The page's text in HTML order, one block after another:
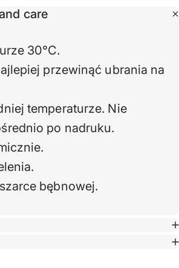
care
30°C.
przewinąć ubrania na
temperaturze. Nie
po nadruku.
bębnowej.